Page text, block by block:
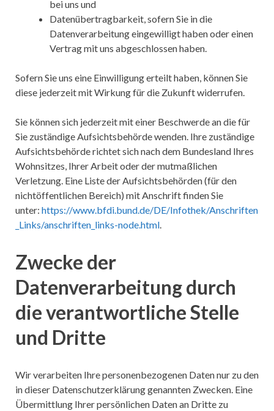
bei uns und
Datenübertragbarkeit, sofern Sie in die
Datenverarbeitung eingewilligt haben oder einen
Vertrag mit uns abgeschlossen haben.
Sofern Sie uns eine Einwilligung erteilt haben, können Sie
diese jederzeit mit Wirkung für die Zukunft widerrufen.
Sie können sich jederzeit mit einer Beschwerde an die für
Sie zuständige Aufsichtsbehörde wenden. Ihre zuständige
Aufsichtsbehörde richtet sich nach dem Bundesland Ihres
Wohnsitzes, Ihrer Arbeit oder der mutmaßlichen
Verletzung. Eine Liste der Aufsichtsbehörden (für den
nichtöffentlichen Bereich) mit Anschrift finden Sie
unter: https://www.bfdi.bund.de/DE/Infothek/Anschriften
_Links/anschriften_links-node.html
Zwecke der
Datenverarbeitung durch
die verantwortliche Stelle
und Dritte
Wir verarbeiten Ihre personenbezogenen Daten nur zu den
in dieser Datenschutzerklärung genannten Zwecken. Eine
Übermittlung Ihrer persönlichen Daten an Dritte zu